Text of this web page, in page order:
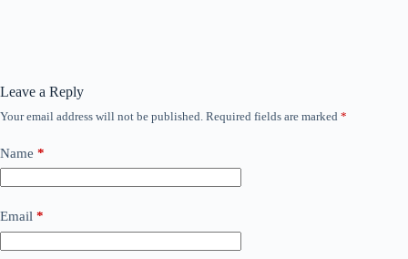
Leave a Reply
Your email address will not be published. Required fields are marked *
Name *
Email *